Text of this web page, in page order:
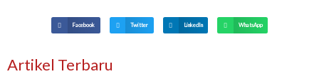
Facebook Twitter LinkedIn WhatsApp
Artikel Terbaru